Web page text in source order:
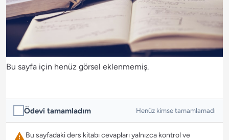
Bu sayfa için henüz görsel eklenmemiş.
Ödevi tamamladım Henüz kimse tamamlamadı
Bu sayfadaki ders kitabı cevapları yalnızca kontrol ve